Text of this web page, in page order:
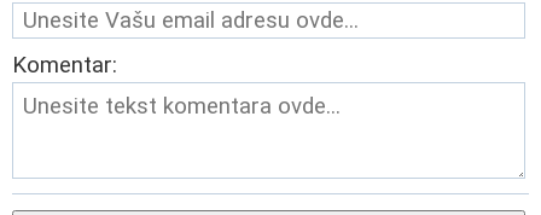
Komentar: